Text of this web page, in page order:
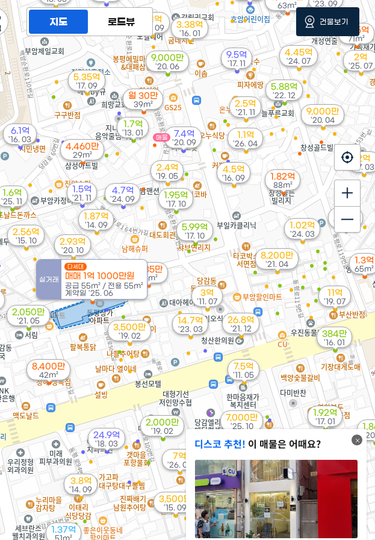
7억
'26. 07
1.1억
'26. 04
7.4억
'20. 09
매물
1.6억
'25. 11
7,000만
'25. 10
월 35만
58m²
2억
'25. 07
실거래
다세대
매매 1억 1000만원
공급 55m² / 전용 55m²
계약일 '25. 06
월 30만
39m²
4.7억
'24. 09
4.45억
'24. 07
8,400만
42m²
2.24억
1.02억
'24. 03
1.3억
65m²
2.25억
'23. 10
'23. 09
14.7억
'23. 03
5.88억
'22. 12
1.82억
88m²
26.8억
'21. 12
2.5억
'21. 11
1.5억
'21. 11
2,050만
'21. 05
1.05억
71m²
8,200만
'21. 04
1.37억
51m²
2.93억
'20. 10
5.1억
'20. 09
'20. 08
9,000만
'20. 06
1.4억
'20. 06
9,000만
'20. 04
11억
'19. 07
2.4억
'19. 05
4,460만
29m²
3,500만
'19. 02
2,000만
'19. 02
24.9억
'18. 03
9.5억
'17. 11
5.99억
'17. 10
1.95억
'17. 10
5.35억
'17. 09
63m²
2억
'17. 03
1.92억
'17. 01
4.5억
'16. 09
6.1억
'16. 03
3.38억
'16. 01
384만
'16. 01
1.43억
'15. 12
2.56억
'15. 10
3,500만
'15. 09
3.8억
'14. 09
1.87억
'14. 09
5억
'13. 07
1.7억
'13. 01
3억
'11. 07
7.5억
'11. 05
디스코 추천! 이 매물은 어때요?
지도 로드뷰 건물보기